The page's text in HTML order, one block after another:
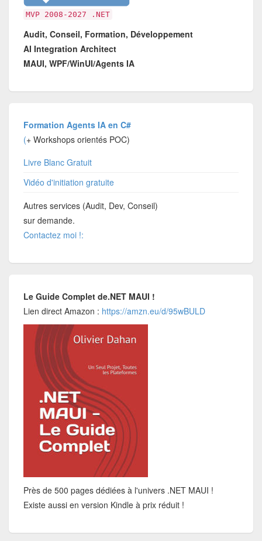
MVP 2008-2027 .NET
Audit, Conseil, Formation, Développement
AI Integration Architect
MAUI, WPF/WinUI/Agents IA
Formation Agents IA en C#
(+ Workshops orientés POC)
Livre Blanc Gratuit
Vidéo d'initiation gratuite
Autres services (Audit, Dev, Conseil)
sur demande.
Contactez moi !:
Le Guide Complet de.NET MAUI !
Lien direct Amazon : https://amzn.eu/d/95wBULD
Près de 500 pages dédiées à l'univers .NET MAUI !
Existe aussi en version Kindle à prix réduit !